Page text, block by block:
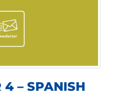
4 – SPANISH